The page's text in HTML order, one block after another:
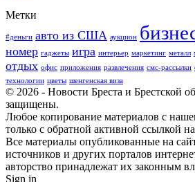
Метки
#деньги авто из США аукцион
номер гаджеты игра интерьер маркетинг металл
отдых офис приложения развлечения смс-рассылки
технологии цветы шенгенская виза
© 2026 - Новости Бреста и Брестской
защищены.
Любое копирование материалов с
только с обратной активной ссылкой
Все материалы опубликованные на
источников и других порталов
авторство принадлежат их законным
Sign in